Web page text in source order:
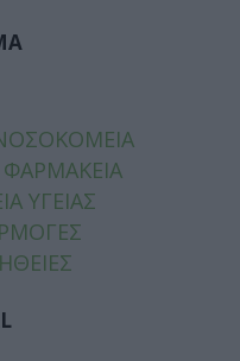
ΥΓΕΙΑΣ